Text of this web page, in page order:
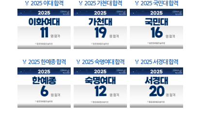
🏅 2025 이대 합격 🏅 2025 가천대 합격 🏅 2025 국민대 합격
🏅 2025 한예종 합격 🏅 2025 숙명여대 합격 🏅 2025 서경대 합격